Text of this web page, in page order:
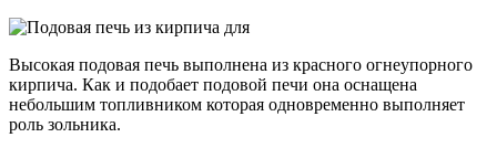
Высокая подовая печь выполнена из красного огнеупорного
кирпича. Как и подобает подовой печи она оснащена
небольшим топливником которая одновременно выполняет
роль зольника.